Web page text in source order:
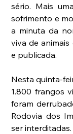
sério. Mais
sofrimento e
a minuta da
viva de
e publicada.
Nesta quinta-
1.800 frangos
foram
Rodovia dos
ser interditadas.